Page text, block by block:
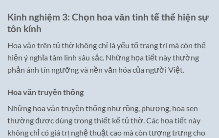
Kinh nghiệm 3: Chọn hoa văn tinh tế thể hiện sự
tôn kính
Hoa văn trên tủ thờ không chỉ là yếu tố trang trí mà còn thể
hiện ý nghĩa tâm linh sâu sắc. Những họa tiết này thường
phản ánh tín ngưỡng và nền văn hóa của người Việt.
Hoa văn truyền thống
Những hoa văn truyền thống như rồng, phượng, hoa sen
thường được dùng trong thiết kế tủ thờ. Các họa tiết này
không chỉ có giá trị nghệ thuật cao mà còn tượng trưng cho